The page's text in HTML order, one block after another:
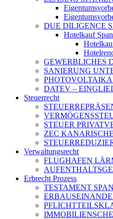
DUE DILIGENCE
Hotelkauf
GEWERBLICHES
SANIERUNG
DATEV –
Steuerrecht
STEUER
ZEC
Verwaltungsrecht
FLUGHAFEN
Erbrecht Prozess
TESTAMENT